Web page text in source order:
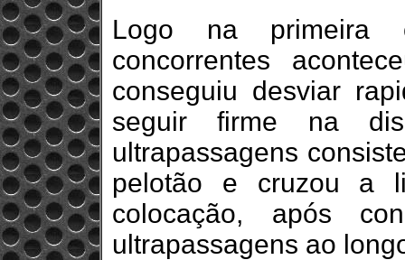
Logo na primeira
concorrentes
conseguiu desviar
seguir firme na
ultrapassagens
pelotão e cruzou a
colocação, após
ultrapassagens ao